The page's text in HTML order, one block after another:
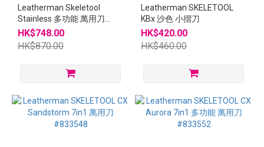
Leatherman Skeletool
Stainless 多功能 萬用刀
830920
HK$748.00
HK$870.00
Leatherman SKELETOOL
KBx 沙色 小摺刀
HK$420.00
HK$460.00